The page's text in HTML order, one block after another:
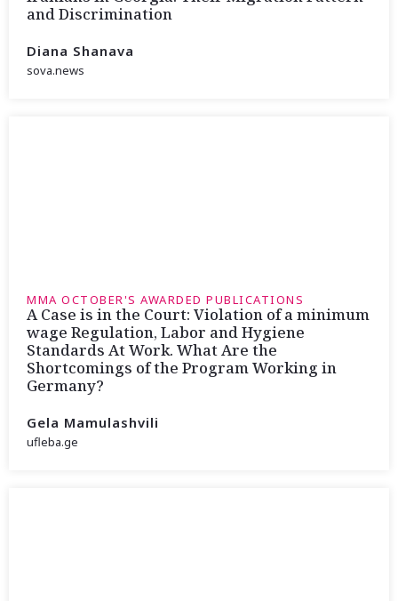
and Discrimination
Diana Shanava
sova.news
MMA OCTOBER'S AWARDED PUBLICATIONS
A Case is in the Court: Violation of a minimum
wage Regulation, Labor and Hygiene
Standards At Work. What Are the
Shortcomings of the Program Working in
Germany?
Gela Mamulashvili
ufleba.ge